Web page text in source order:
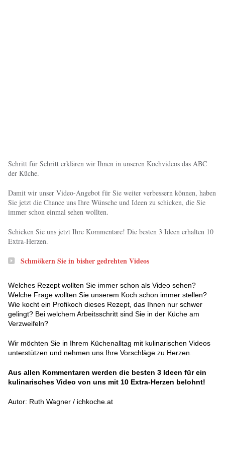
Schritt für Schritt erklären wir Ihnen in unseren Kochvideos das ABC
der Küche.
Damit wir unser Video-Angebot für Sie weiter verbessern können, haben
Sie jetzt die Chance uns Ihre Wünsche und Ideen zu schicken, die Sie
immer schon einmal sehen wollten.
Schicken Sie uns jetzt Ihre Kommentare! Die besten 3 Ideen erhalten 10
Extra-Herzen.
Schmökern Sie in bisher gedrehten Videos
Welches Rezept wollten Sie immer schon als Video sehen?
Welche Frage wollten Sie unserem Koch schon immer stellen?
Wie kocht ein Profikoch dieses Rezept, das Ihnen nur schwer
gelingt? Bei welchem Arbeitsschritt sind Sie in der Küche am
Verzweifeln?
Wir möchten Sie in Ihrem Küchenalltag mit kulinarischen Videos
unterstützen und nehmen uns Ihre Vorschläge zu Herzen.
Aus allen Kommentaren werden die besten 3 Ideen für ein
kulinarisches Video von uns mit 10 Extra-Herzen belohnt!
Autor: Ruth Wagner / ichkoche.at